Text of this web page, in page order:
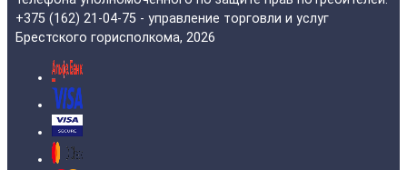
+375 (162) 21-04-75 - управление торговли и услуг
Брестского горисполкома, 2026